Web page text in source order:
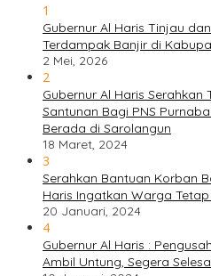
1
Gubernur Al Haris Tinjau
Terdampak Banjir di
2 Mei, 2026
2
Gubernur Al Haris
Santunan Bagi PNS
Berada di Sarolangun
18 Maret, 2024
3
Serahkan Bantuan Korban
Haris Ingatkan Warga
20 Januari, 2024
4
Gubernur Al Haris :
Ambil Untung, Segera